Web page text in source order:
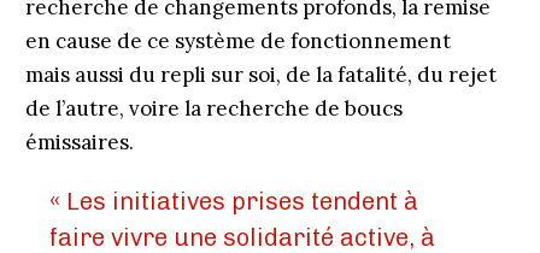
recherche de changements profonds, la remise
en cause de ce système de fonctionnement
mais aussi du repli sur soi, de la fatalité, du rejet
de l’autre, voire la recherche de boucs
émissaires.
« Les initiatives prises tendent à
faire vivre une solidarité active, à